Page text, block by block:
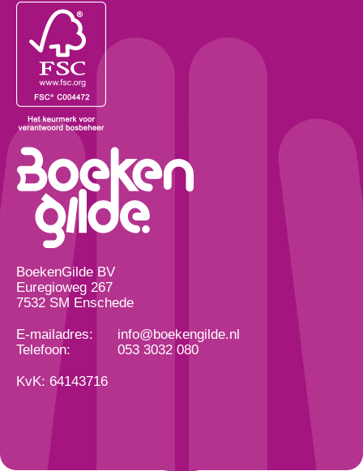
BoekenGilde BV
Euregioweg 267
7532 SM Enschede
E-mailadres:
info@boekengilde.nl
Telefoon:
053 3032 080
KvK: 64143716